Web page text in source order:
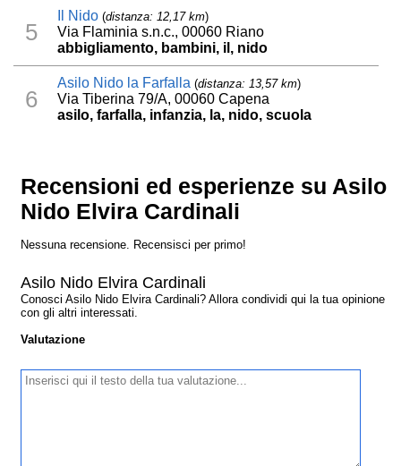
5
Il Nido (distanza: 12,17 km)
Via Flaminia s.n.c., 00060 Riano
abbigliamento, bambini, il, nido
6
Asilo Nido la Farfalla (distanza: 13,57 km)
Via Tiberina 79/A, 00060 Capena
asilo, farfalla, infanzia, la, nido, scuola
Recensioni ed esperienze su Asilo
Nido Elvira Cardinali
Nessuna recensione. Recensisci per primo!
Asilo Nido Elvira Cardinali
Conosci Asilo Nido Elvira Cardinali? Allora condividi qui la tua opinione
con gli altri interessati.
Valutazione